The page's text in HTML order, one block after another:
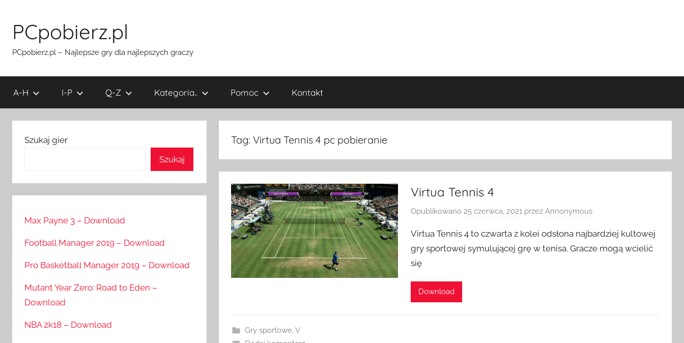
treściPCpobierz.pl
PCpobierz.pl – Najlepsze gry dla najlepszych graczy
A-H I-P Q-Z Kategoria.. Pomoc Kontakt
Tag: Virtua Tennis 4 pc pobieranie
Virtua Tennis 4
Opublikowano 25 czerwca, 2021 przezAnnonymous
Virtua Tennis 4 to czwarta z kolei odsłona najbardziej kultowej
gry sportowej symulującej grę w tenisa. Gracze mogą wcielić
się
Download
Gry sportowe,V
Szukaj gier
Szukaj
Max Payne 3 – Download
Football Manager 2019 – Download
Pro Basketball Manager 2019 – Download
Mutant Year Zero: Road to Eden –
Download
NBA 2k18 – Download